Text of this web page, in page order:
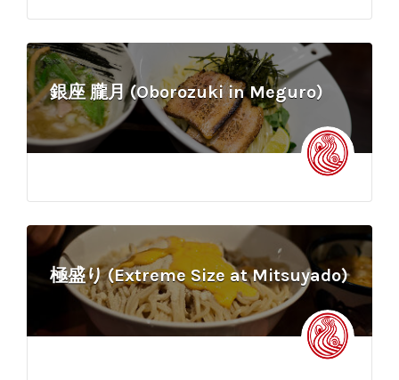
銀座 朧月 (Oborozuki in Meguro)
極盛り (Extreme Size at Mitsuyado)